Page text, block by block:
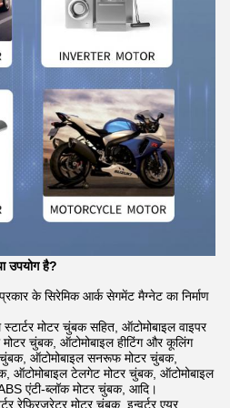
उपयोग है?
के सिरेमिक आर्क सेगमेंट मैग्नेट का निर्माण
मोटर चुंबक सहित, ऑटोमोबाइल वाइपर
मोटर चुंबक, ऑटोमोबाइल हीटिंग और कूलिंग
ऑटोमोबाइल सनरूफ मोटर चुंबक,
ऑटोमोबाइल टेलगेट मोटर चुंबक, ऑटोमोबाइल
एंटी-ब्लॉक मोटर चुंबक, आदि।
रेफ्रिजरेटर मोटर चुंबक, इन्वर्टर एयर